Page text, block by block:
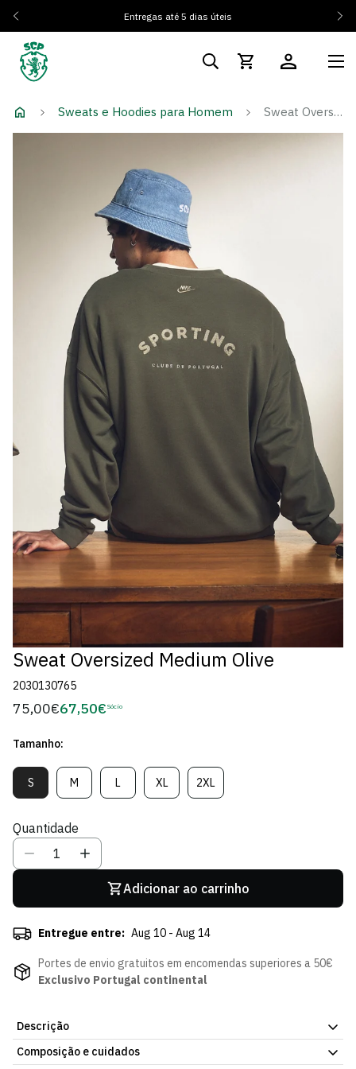
És Sócio? Regista-te e ativa os teus 10% de desconto
dúvidas? Clica Aqui
Sweats e Hoodies para Homem Sweat Oversized Medium Olive
Sweat Oversized Medium Olive
2030130765
Preço
75,00€Preço
Sócio
67,50€ Sócio
Tamanho:
SVariante
Esgotada
Indisponível
MVariante
Esgotada
Indisponível
LVariante
Esgotada
XLVariante
Esgotada
2XLVariante
Esgotada
Quantidade
Adicionar ao carrinho
Entregue entre: Aug 10 - Aug 14
Portes de envio gratuitos em encomendas superiores a 50€
Exclusivo Portugal continental
Descrição
Sweat Oversized Medium Olive, com o emblema do Sporting
Composição e cuidados